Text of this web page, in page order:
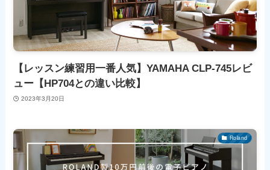
【レッスン練習用一番人気】YAMAHA CLP-745レビ
ュー【HP704との違い比較】
2023年3月20日
Roland